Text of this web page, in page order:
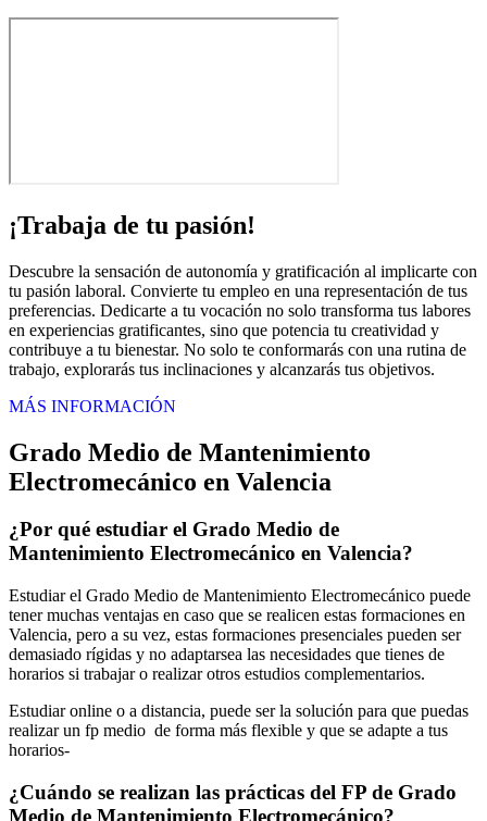
¡Trabaja de tu pasión!
Descubre la sensación de autonomía y gratificación al implicarte con
tu pasión laboral. Convierte tu empleo en una representación de tus
preferencias. Dedicarte a tu vocación no solo transforma tus labores
en experiencias gratificantes, sino que potencia tu creatividad y
contribuye a tu bienestar. No solo te conformarás con una rutina de
trabajo, explorarás tus inclinaciones y alcanzarás tus objetivos.
MÁS INFORMACIÓN
Grado Medio de Mantenimiento
Electromecánico en Valencia
¿Por qué estudiar el Grado Medio de
Mantenimiento Electromecánico en Valencia?
Estudiar el Grado Medio de Mantenimiento Electromecánico puede
tener muchas ventajas en caso que se realicen estas formaciones en
Valencia, pero a su vez, estas formaciones presenciales pueden ser
demasiado rígidas y no adaptarsea las necesidades que tienes de
horarios si trabajar o realizar otros estudios complementarios.
Estudiar online o a distancia, puede ser la solución para que puedas
realizar un fp medio de forma más flexible y que se adapte a tus
horarios-
¿Cuándo se realizan las prácticas del FP de Grado
Medio de Mantenimiento Electromecánico?